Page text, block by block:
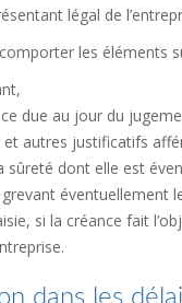
légal de
les éléments
due au jour du
et autres justificatifs
sûreté dont elle est
éventuellement
si la créance fait
dans les